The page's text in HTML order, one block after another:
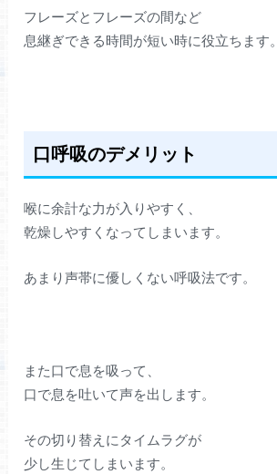
フレーズとフレーズの間など
息継ぎできる時間が短い時に役立ちます。
口呼吸のデメリット
喉に余計な力が入りやすく、
乾燥しやすくなってしまいます。
あまり声帯に優しくない呼吸法です。
また口で息を吸って、
口で息を吐いて声を出します。
その切り替えにタイムラグが
少し生じてしまいます。